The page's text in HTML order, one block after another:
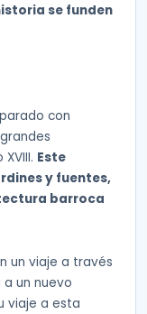
se funden
con
Este
y fuentes,
barroca
un viaje a través
un nuevo
viaje a esta